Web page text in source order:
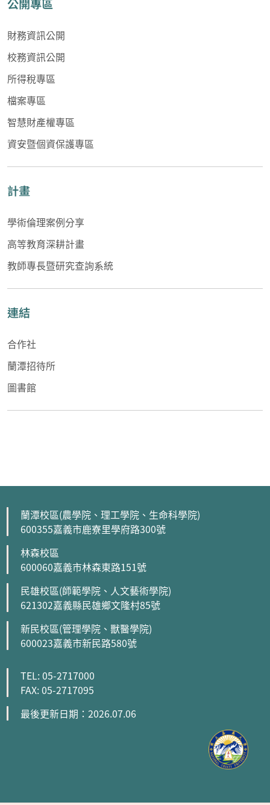
公開專區
財務資訊公開
校務資訊公開
所得稅專區
檔案專區
智慧財產權專區
資安暨個資保護專區
計畫
學術倫理案例分享
高等教育深耕計畫
教師專長暨研究查詢系統
連結
合作社
蘭潭招待所
圖書館
蘭潭校區(農學院、理工學院、生命科學院)
600355嘉義市鹿寮里學府路300號
林森校區
600060嘉義市林森東路151號
民雄校區(師範學院、人文藝術學院)
621302嘉義縣民雄鄉文隆村85號
新民校區(管理學院、獸醫學院)
600023嘉義市新民路580號
TEL: 05-2717000
FAX: 05-2717095
最後更新日期：2026.07.06